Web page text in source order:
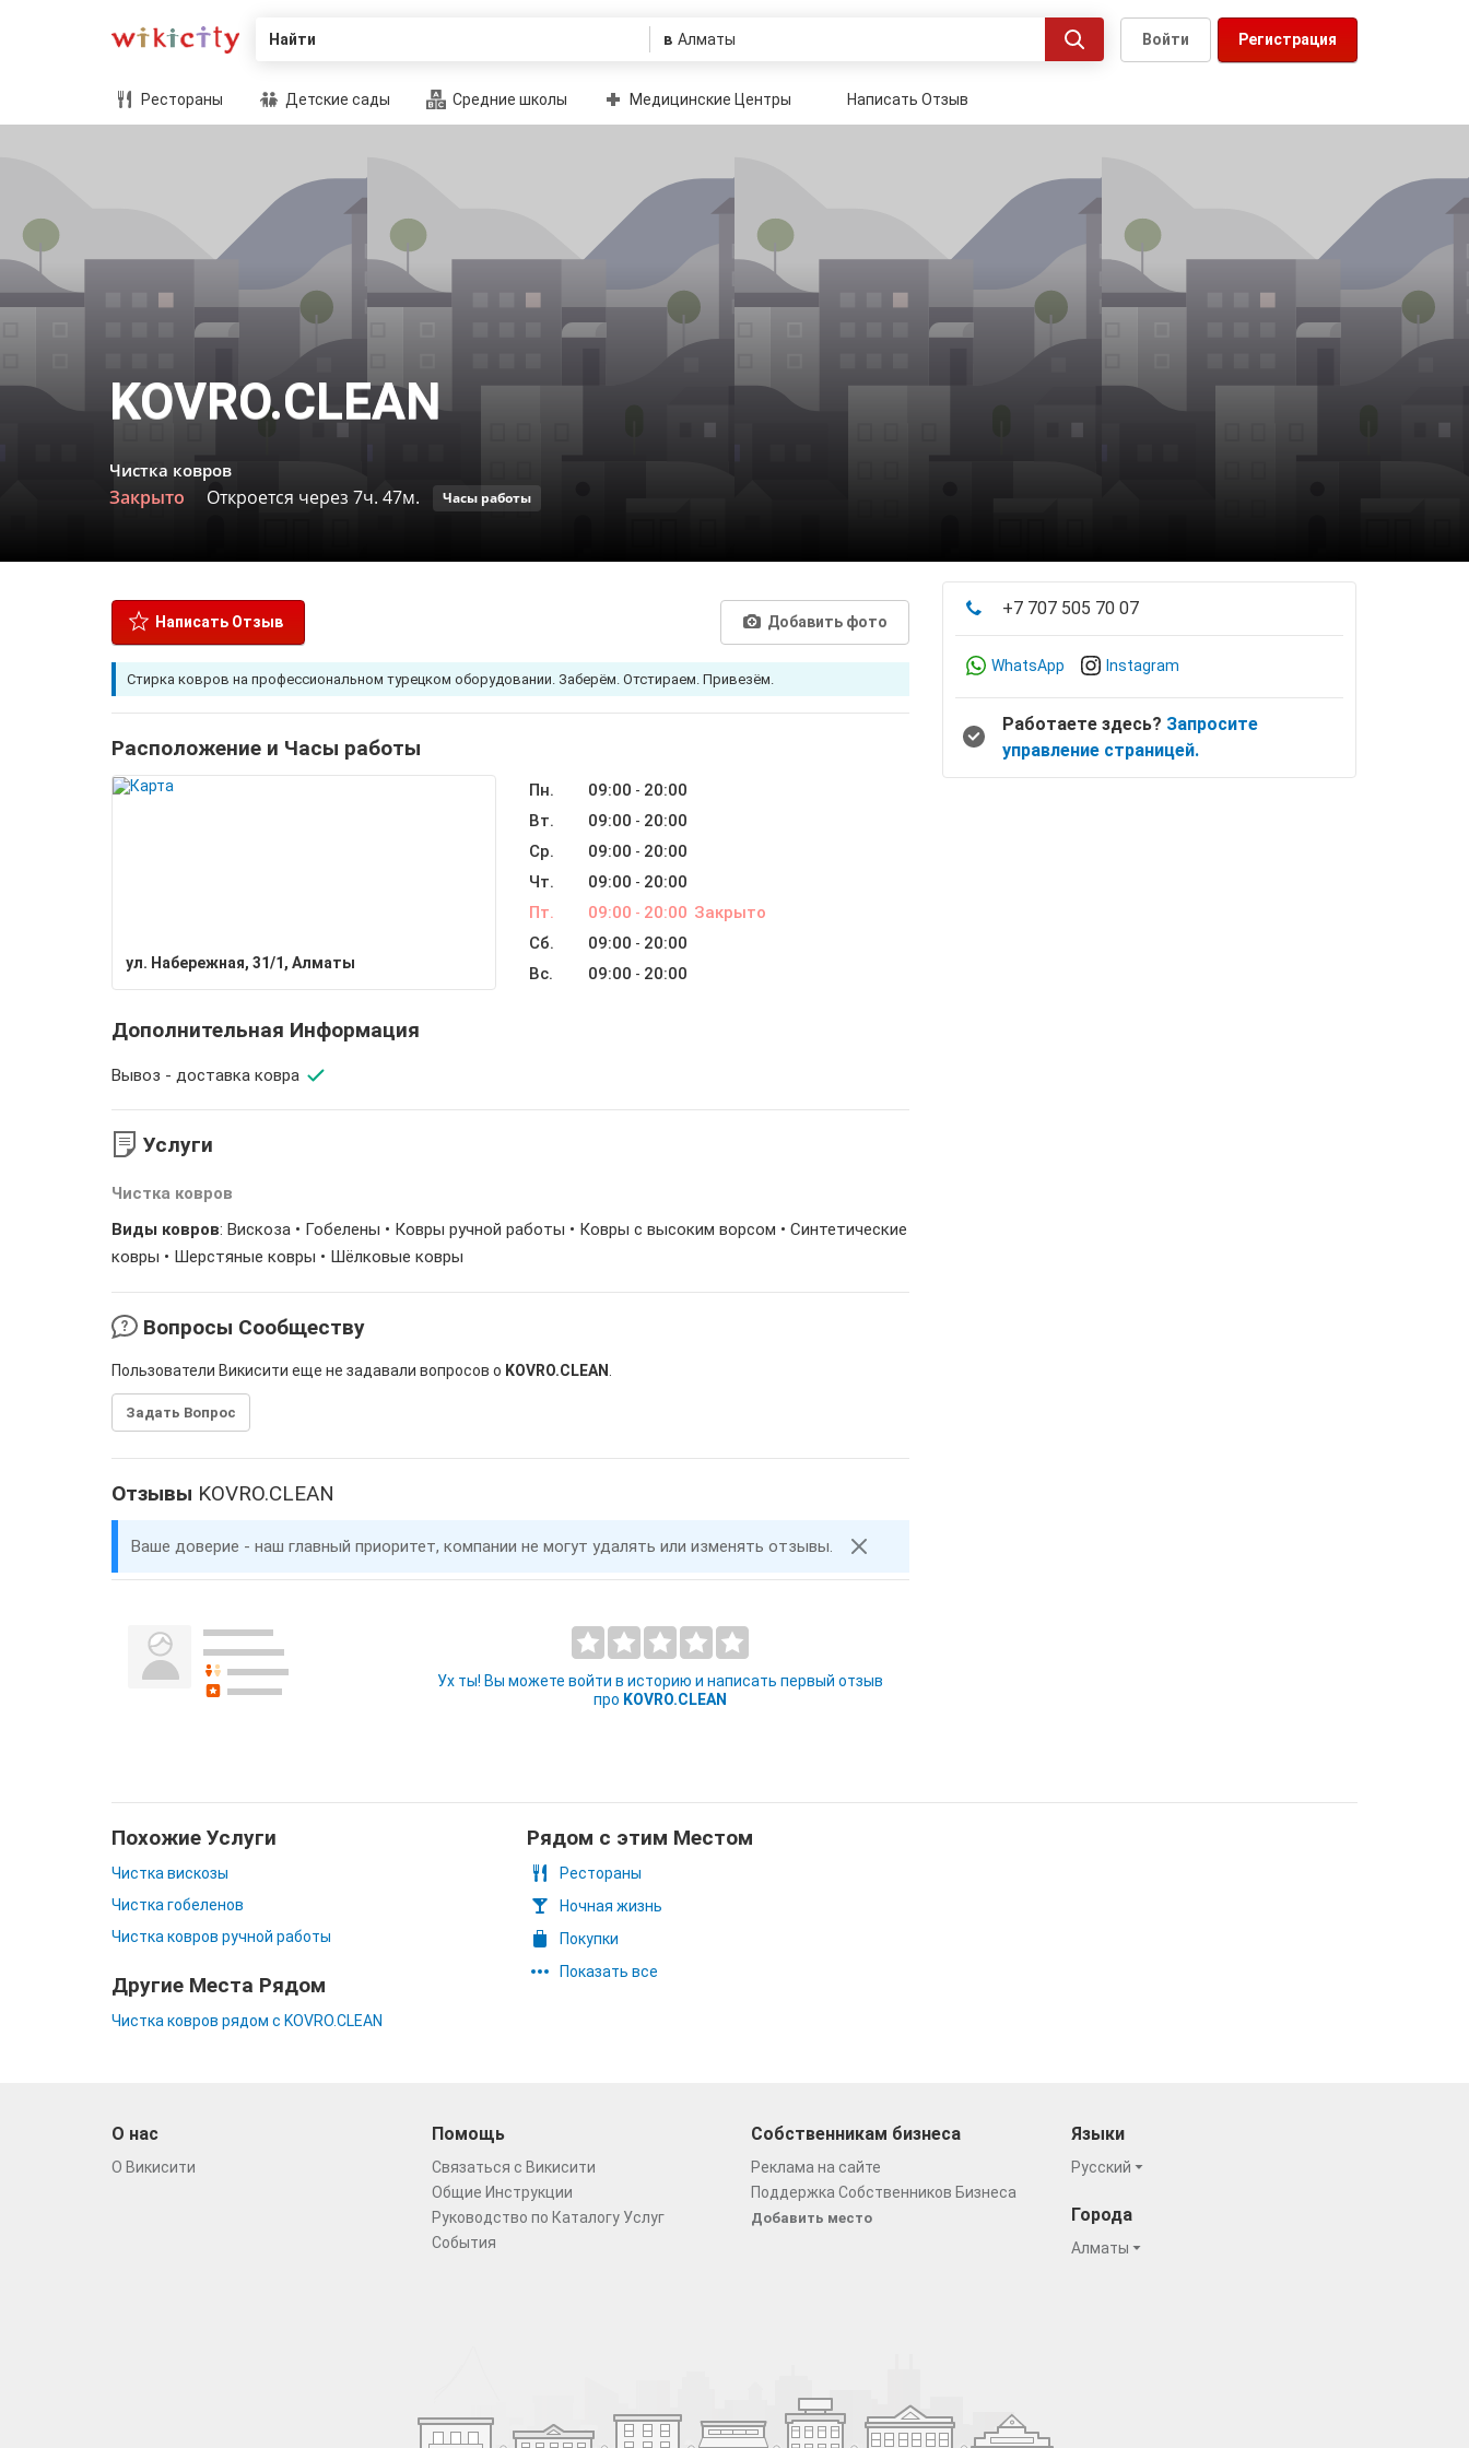
Найти в Регистрация
Войти
Рестораны Детские сады Средние школы Медицинские Центры Написать Отзыв
KOVRO.CLEAN
Чистка ковров
Закрыто Откроется через 7ч. 47м. Часы работы
Написать Отзыв Добавить фото
Стирка ковров на профессиональном турецком оборудовании. Заберём. Отстираем. Привезём.
Расположение и Часы работы
​ул. Набережная, 31/1, Алматы
Пн. 09:00 - 20:00
Вт.
09:00 - 20:00
Ср.
09:00 - 20:00
Чт.
09:00 - 20:00
Пт.
09:00 - 20:00 Закрыто
Сб.
09:00 - 20:00
Вс.
09:00 - 20:00
Дополнительная Информация
Вывоз - доставка ковра
Услуги
Чистка ковров
Виды ковров: Вискоза • Гобелены • Ковры ручной работы • Ковры с высоким ворсом • Синтетические
ковры • Шерстяные ковры • Шёлковые ковры
Вопросы Сообществу
Пользователи Викисити еще не задавали вопросов о KOVRO.CLEAN
Задать Вопрос
Отзывы KOVRO.CLEAN
Ваше доверие - наш главный приоритет, компании не могут удалять или изменять отзывы.
Ух ты! Вы можете войти в историю и написать первый отзыв
про KOVRO.CLEAN
+7 707 505 70 07
WhatsApp Instagram
Работаете здесь? Запросите
управление страницей.
Похожие Услуги
Чистка вискозы
Чистка гобеленов
Чистка ковров ручной работы
Другие Места Рядом
Чистка ковров рядом с KOVRO.CLEAN
Рядом с этим Местом
Рестораны
Ночная жизнь
Покупки
Показать все
О нас
О Викисити
Помощь
Связаться с Викисити
Общие Инструкции
Руководство по Каталогу Услуг
События
Собственникам бизнеса
Реклама на сайте
Поддержка Собственников Бизнеса
Добавить место
Языки
Русский
Города
Алматы